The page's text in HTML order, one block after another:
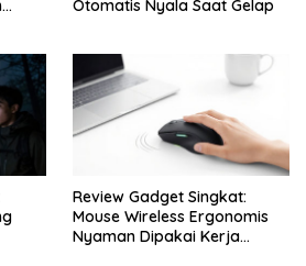
Otomatis Nyala Saat Gelap
Review Gadget Singkat:
Mouse Wireless Ergonomis
Nyaman Dipakai Kerja